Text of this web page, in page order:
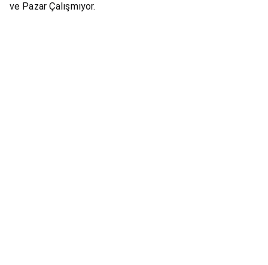
ve Pazar Çalışmıyor.